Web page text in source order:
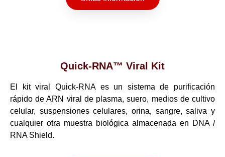
Quick-RNA™ Viral Kit
El kit viral Quick-RNA es un sistema de purificación
rápido de ARN viral de plasma, suero, medios de cultivo
celular, suspensiones celulares, orina, sangre, saliva y
cualquier otra muestra biológica almacenada en DNA /
RNA Shield.